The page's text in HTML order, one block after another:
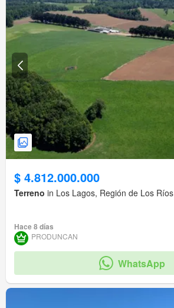
$ 4.812.000.000
Terreno in Los Lagos, Región de Los Ríos
Hace 8 días
PRODUNCAN
WhatsApp